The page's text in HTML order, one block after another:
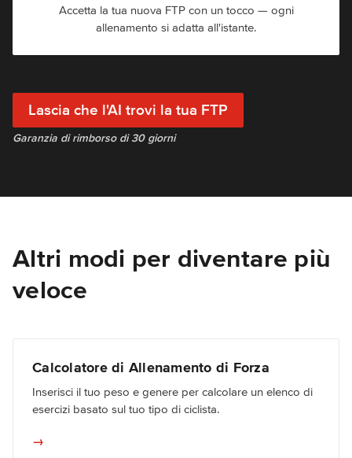
Accetta la tua nuova FTP con un tocco — ogni
allenamento si adatta all'istante.
Lascia che l'AI trovi la tua FTP
Garanzia di rimborso di 30 giorni
Altri modi per diventare più
veloce
Calcolatore di Allenamento di Forza
Inserisci il tuo peso e genere per calcolare un elenco di
esercizi basato sul tuo tipo di ciclista.
→